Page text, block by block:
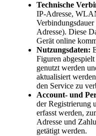
Technische
IP-Adresse,
Adresse). Diese
Gerät online
Nutzungsdaten:
Figuren
genutzt werden
aktualisiert
den Service zu
Account- und
der Registrierung
erfasst werden,
Adresse und
getätigt werden.